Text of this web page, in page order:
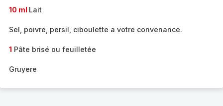
10 ml Lait
Sel, poivre, persil, ciboulette a votre convenance.
1 Pâte brisé ou feuilletée
Gruyere